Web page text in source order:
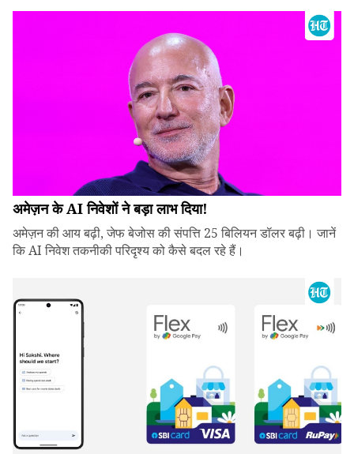
अमेज़न के AI निवेशों ने बड़ा लाभ दिया!
अमेज़न की आय बढ़ी, जेफ बेजोस की संपत्ति 25 बिलियन डॉलर बढ़ी। जानें
कि AI निवेश तकनीकी परिदृश्य को कैसे बदल रहे हैं।